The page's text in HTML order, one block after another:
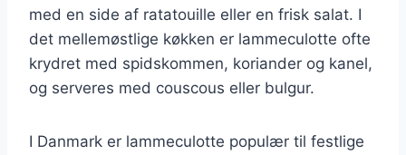
med en side af ratatouille eller en frisk salat. I
det mellemøstlige køkken er lammeculotte ofte
krydret med spidskommen, koriander og kanel,
og serveres med couscous eller bulgur.
I Danmark er lammeculotte populær til festlige